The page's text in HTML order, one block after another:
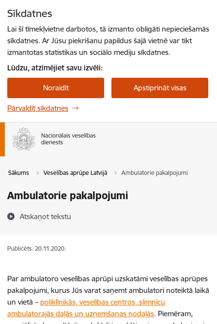
Sīkdatnes
Lai šī tīmekļvietne darbotos, tā izmanto obligāti nepieciešamās
sīkdatnes. Ar Jūsu piekrišanu papildus šajā vietnē var tikt
izmantotas statistikas un sociālo mediju sīkdatnes.
Lūdzu, atzīmējiet savu izvēli:
Noraidīt Apstiprināt visas
Pārvaldīt sīkdatnes
Sākums Veselības aprūpe Latvijā Ambulatorie pakalpojumi
Ambulatorie pakalpojumi
Atskaņot tekstu
Publicēts: 20.11.2020.
Par ambulatoro veselības aprūpi uzskatāmi veselības aprūpes
pakalpojumi, kurus Jūs varat saņemt ambulatori noteiktā laikā
un vietā – poliklīnikās, veselības centros, slimnīcu
ambulatorajās daļās un uzņemšanas nodaļās. Piemēram,